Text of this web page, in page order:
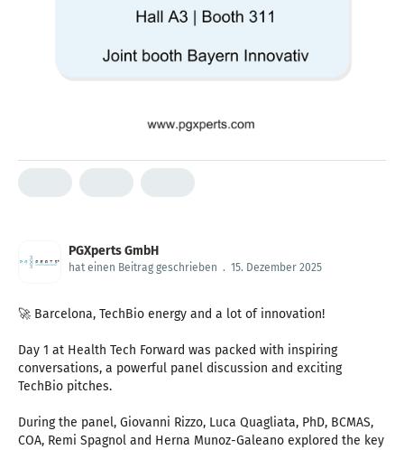
PGXperts GmbH
hat einen Beitrag geschrieben . 15. Dezember 2025
🚀 Barcelona, TechBio energy and a lot of innovation!
Day 1 at Health Tech Forward was packed with inspiring
conversations, a powerful panel discussion and exciting
TechBio pitches.
During the panel, Giovanni Rizzo, Luca Quagliata, PhD, BCMAS,
COA, Remi Spagnol and Herna Munoz-Galeano explored the key